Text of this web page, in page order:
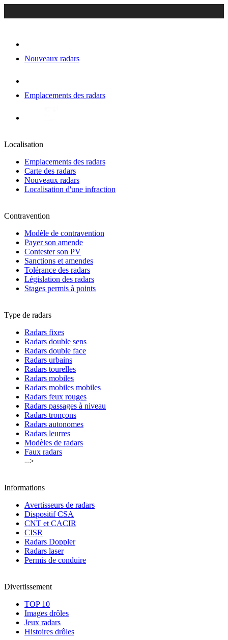
Nouveaux radars
Emplacements des radars
Localisation
Emplacements des radars
Carte des radars
Nouveaux radars
Localisation d'une infraction
Contravention
Modèle de contravention
Payer son amende
Contester son PV
Sanctions et amendes
Tolérance des radars
Législation des radars
Stages permis à points
Type de radars
Radars fixes
Radars double sens
Radars double face
Radars urbains
Radars tourelles
Radars mobiles
Radars mobiles mobiles
Radars feux rouges
Radars passages à niveau
Radars tronçons
Radars autonomes
Radars leurres
Modèles de radars
Faux radars
-->
Informations
Avertisseurs de radars
Dispositif CSA
CNT et CACIR
CISR
Radars Doppler
Radars laser
Permis de conduire
Divertissement
TOP 10
Images drôles
Jeux radars
Histoires drôles